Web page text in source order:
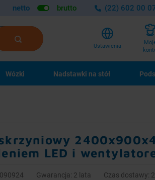
netto brutto (22) 602 00
Ustawienia
Wózki Nadstawki na stół
LED i
Gwarancja: 2 lata Czas dostawy: